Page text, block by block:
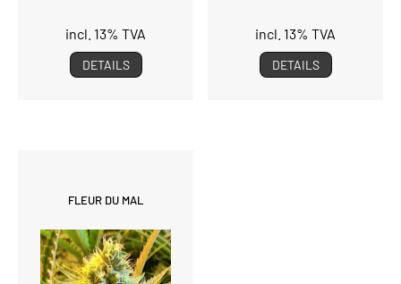
incl. 13% TVA
DETAILS
incl. 13% TVA
DETAILS
FLEUR DU MAL